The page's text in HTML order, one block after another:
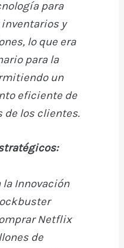
para
y
lo que era
para la
un
eficiente de
de los clientes.
la Innovación
Netflix
de